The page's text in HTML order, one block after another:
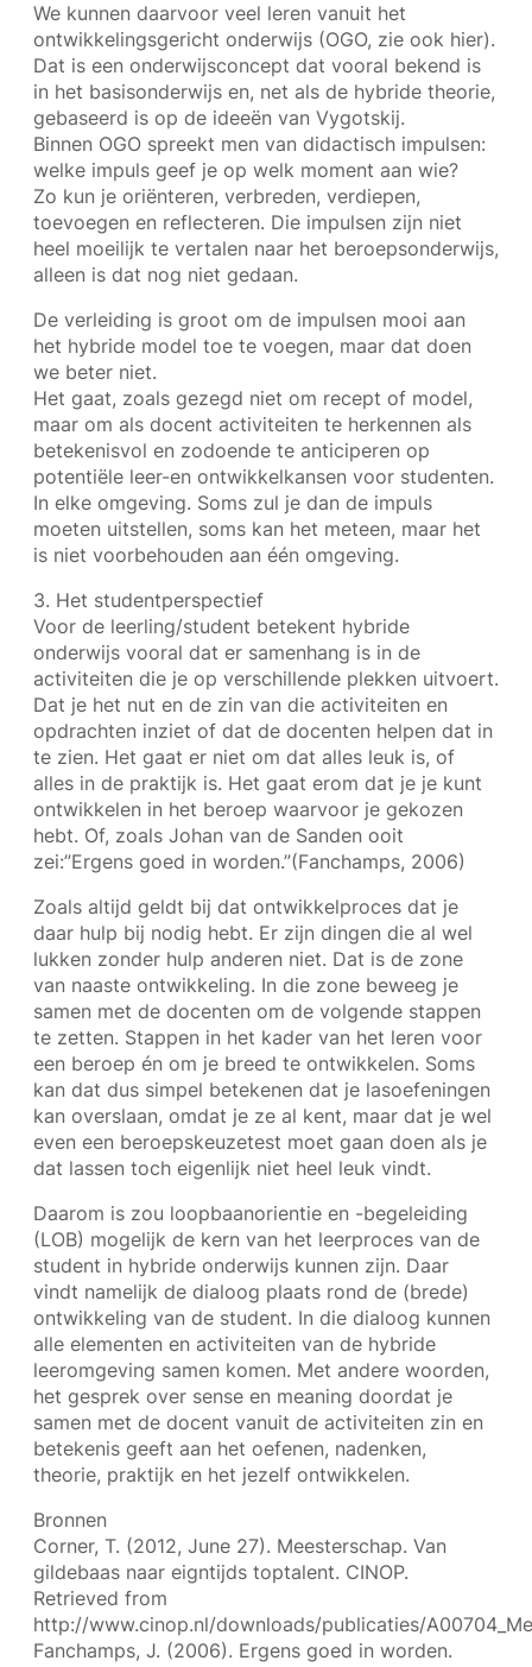
We kunnen daarvoor veel leren vanuit het
ontwikkelingsgericht onderwijs (OGO, zie ook hier).
Dat is een onderwijsconcept dat vooral bekend is
in het basisonderwijs en, net als de hybride theorie,
gebaseerd is op de ideeën van Vygotskij.
Binnen OGO spreekt men van didactisch impulsen:
welke impuls geef je op welk moment aan wie?
Zo kun je oriënteren, verbreden, verdiepen,
toevoegen en reflecteren. Die impulsen zijn niet
heel moeilijk te vertalen naar het beroepsonderwijs,
alleen is dat nog niet gedaan.
De verleiding is groot om de impulsen mooi aan
het hybride model toe te voegen, maar dat doen
we beter niet.
Het gaat, zoals gezegd niet om recept of model,
maar om als docent activiteiten te herkennen als
betekenisvol en zodoende te anticiperen op
potentiële leer-en ontwikkelkansen voor studenten.
In elke omgeving. Soms zul je dan de impuls
moeten uitstellen, soms kan het meteen, maar het
is niet voorbehouden aan één omgeving.
3. Het studentperspectief
Voor de leerling/student betekent hybride
onderwijs vooral dat er samenhang is in de
activiteiten die je op verschillende plekken uitvoert.
Dat je het nut en de zin van die activiteiten en
opdrachten inziet of dat de docenten helpen dat in
te zien. Het gaat er niet om dat alles leuk is, of
alles in de praktijk is. Het gaat erom dat je je kunt
ontwikkelen in het beroep waarvoor je gekozen
hebt. Of, zoals Johan van de Sanden ooit
zei:”Ergens goed in worden.”(Fanchamps, 2006)
Zoals altijd geldt bij dat ontwikkelproces dat je
daar hulp bij nodig hebt. Er zijn dingen die al wel
lukken zonder hulp anderen niet. Dat is de zone
van naaste ontwikkeling. In die zone beweeg je
samen met de docenten om de volgende stappen
te zetten. Stappen in het kader van het leren voor
een beroep én om je breed te ontwikkelen. Soms
kan dat dus simpel betekenen dat je lasoefeningen
kan overslaan, omdat je ze al kent, maar dat je wel
even een beroepskeuzetest moet gaan doen als je
dat lassen toch eigenlijk niet heel leuk vindt.
Daarom is zou loopbaanorientie en -begeleiding
(LOB) mogelijk de kern van het leerproces van de
student in hybride onderwijs kunnen zijn. Daar
vindt namelijk de dialoog plaats rond de (brede)
ontwikkeling van de student. In die dialoog kunnen
alle elementen en activiteiten van de hybride
leeromgeving samen komen. Met andere woorden,
het gesprek over sense en meaning doordat je
samen met de docent vanuit de activiteiten zin en
betekenis geeft aan het oefenen, nadenken,
theorie, praktijk en het jezelf ontwikkelen.
Bronnen
Corner, T. (2012, June 27). Meesterschap. Van
gildebaas naar eigntijds toptalent. CINOP.
Retrieved from
http://www.cinop.nl/downloads/publicaties/
Fanchamps, J. (2006). Ergens goed in worden.